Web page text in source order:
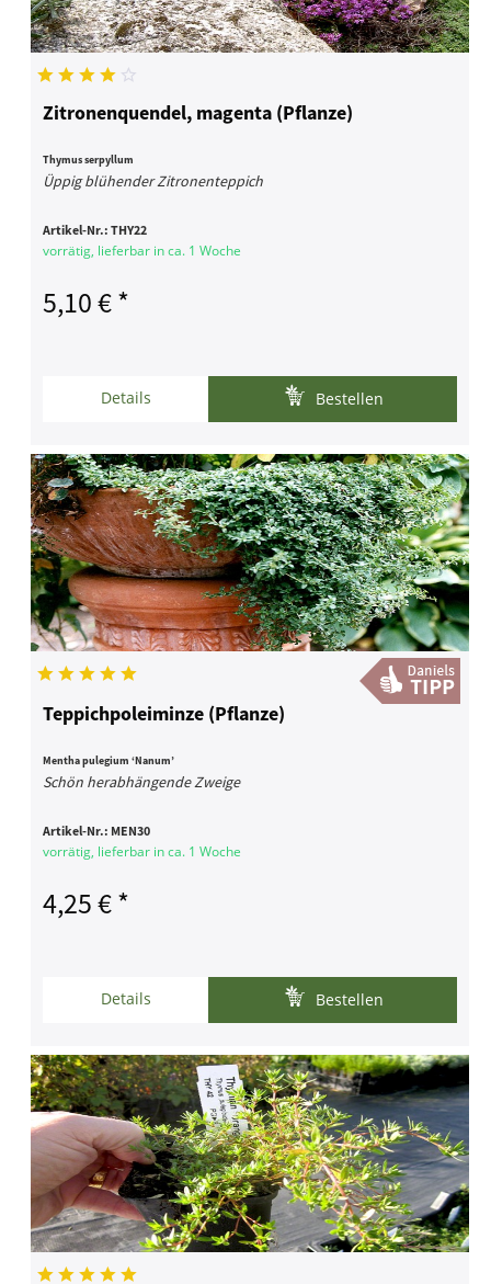
Zitronenquendel, magenta (Pflanze)
Thymus serpyllum
Üppig blühender Zitronenteppich
Artikel-Nr.:THY22
vorrätig, lieferbar in ca. 1 Woche
5,10 € *
Details Bestellen
Teppichpoleiminze (Pflanze)
Mentha pulegium ‘Nanum’
Schön herabhängende Zweige
Artikel-Nr.: MEN30
vorrätig, lieferbar in ca. 1 Woche
4,25 € *
Details Bestellen